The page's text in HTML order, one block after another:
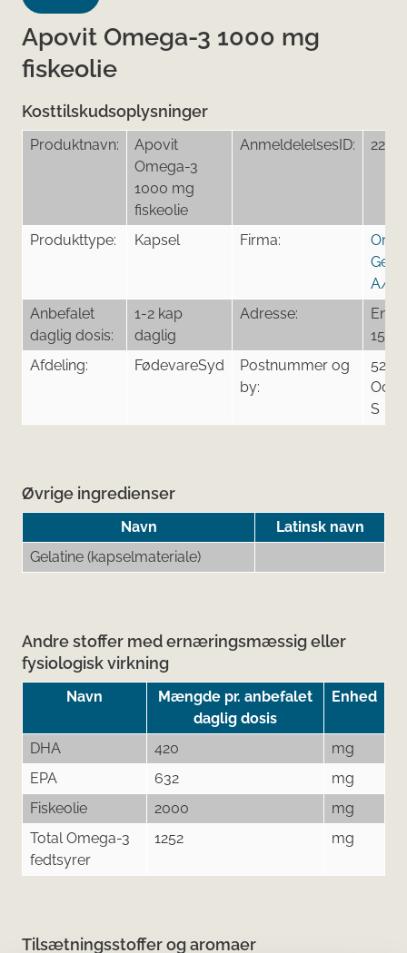
Apovit Omega-3 1000 mg
fiskeolie
Kosttilskudsoplysninger
Produktnavn:
Apovit
Omega-3
1000 mg
fiskeolie
AnmeldelelsesID:
Produkttype: Kapsel Firma:
A/S
Anbefalet
daglig dosis:
1-2 kap
daglig
Adresse:
15
Afdeling:
FødevareSyd
Postnummer og
by:
5260
S
Øvrige ingredienser
Navn
Latinsk navn
Gelatine (kapselmateriale)
Andre stoffer med ernæringsmæssig eller
fysiologisk virkning
Navn
Mængde pr. anbefalet
daglig dosis
Enhed
DHA 420
mg
EPA
632
mg
Fiskeolie
2000
mg
Total Omega-3
fedtsyrer
1252 mg
Tilsætningsstoffer og aromaer